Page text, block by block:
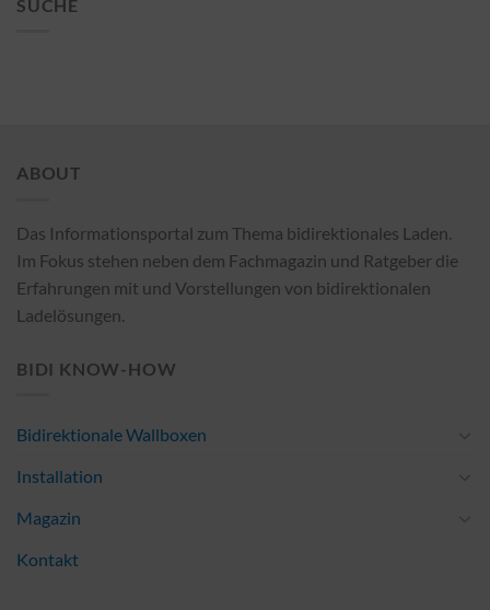
SUCHE
ABOUT
Das Informationsportal zum Thema bidirektionales Laden.
Im Fokus stehen neben dem Fachmagazin und Ratgeber die
Erfahrungen mit und Vorstellungen von bidirektionalen
Ladelösungen.
BIDI KNOW-HOW
Bidirektionale Wallboxen
Installation
Magazin
Kontakt